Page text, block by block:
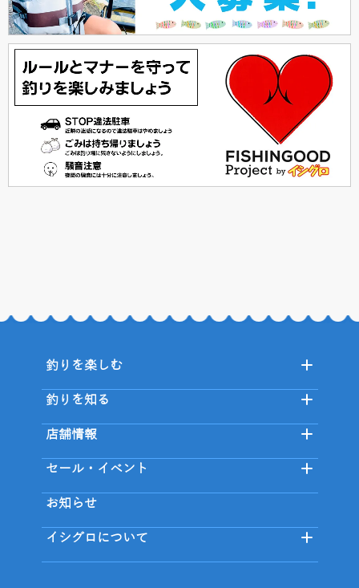
釣りを楽しむ
釣りを知る
店舗情報
セール・イベント
お知らせ
イシグロについて